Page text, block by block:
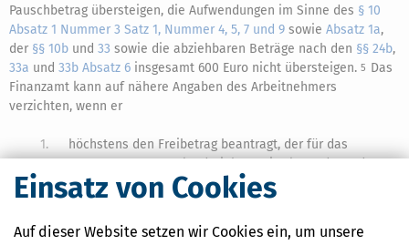
Einsatz von Cookies
Auf dieser Website setzen wir Cookies ein, um unsere
Pauschbetrag übersteigen, die Aufwendungen im Sinne des § 10
Absatz 1 Nummer 3 Satz 1, Nummer 4, 5, 7 und 9 sowie Absatz 1a,
der §§ 10b und 33 sowie die abziehbaren Beträge nach den §§ 24b,
33a und 33b Absatz 6 insgesamt 600 Euro nicht übersteigen. 5 Das
Finanzamt kann auf nähere Angaben des Arbeitnehmers
verzichten, wenn er
1.
höchstens den Freibetrag beantragt, der für das
vorangegangene Kalenderjahr ermittelt wurde, und
nicht wesentlich geändert haben.